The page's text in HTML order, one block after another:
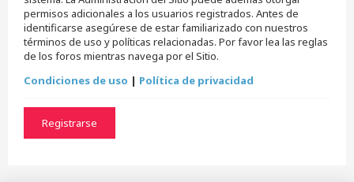
permisos adicionales a los usuarios registrados. Antes de
identificarse asegúrese de estar familiarizado con nuestros
términos de uso y políticas relacionadas. Por favor lea las reglas
de los foros mientras navega por el Sitio.
Condiciones de uso | Política de privacidad
Registrarse